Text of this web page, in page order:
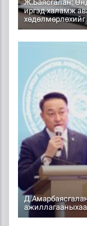
Ж.Баясгалан:
иргэд халамж
хөдөлмөрлөхийг